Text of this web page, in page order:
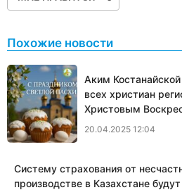
Похожие новости
Аким
всех христиан
Христовым
20.04.2025 12:04
Систему страхования от
производстве в Казахстане